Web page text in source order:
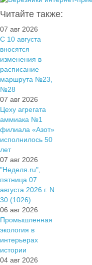
Читайте также:
07 авг 2026
С 10 августа
вносятся
изменения в
расписание
маршрута №23,
№28
07 авг 2026
Цеху агрегата
аммиака №1
филиала «Азот»
исполнилось 50
лет
07 авг 2026
"Неделя.ru",
пятница 07
августа 2026 г. N
30 (1026)
06 авг 2026
Промышленная
экология в
интерьерах
истории
04 авг 2026